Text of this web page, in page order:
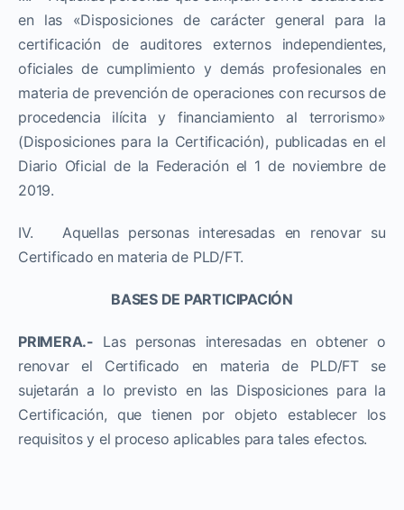
en las «Disposiciones de carácter general para la
certificación de auditores externos independientes,
oficiales de cumplimiento y demás profesionales en
materia de prevención de operaciones con recursos de
procedencia ilícita y financiamiento al terrorismo»
(Disposiciones para la Certificación), publicadas en el
Diario Oficial de la Federación el 1 de noviembre de
2019.
IV. Aquellas personas interesadas en renovar su
Certificado en materia de PLD/FT.
BASES DE PARTICIPACIÓN
PRIMERA.- Las personas interesadas en obtener o
renovar el Certificado en materia de PLD/FT se
sujetarán a lo previsto en las Disposiciones para la
Certificación, que tienen por objeto establecer los
requisitos y el proceso aplicables para tales efectos.